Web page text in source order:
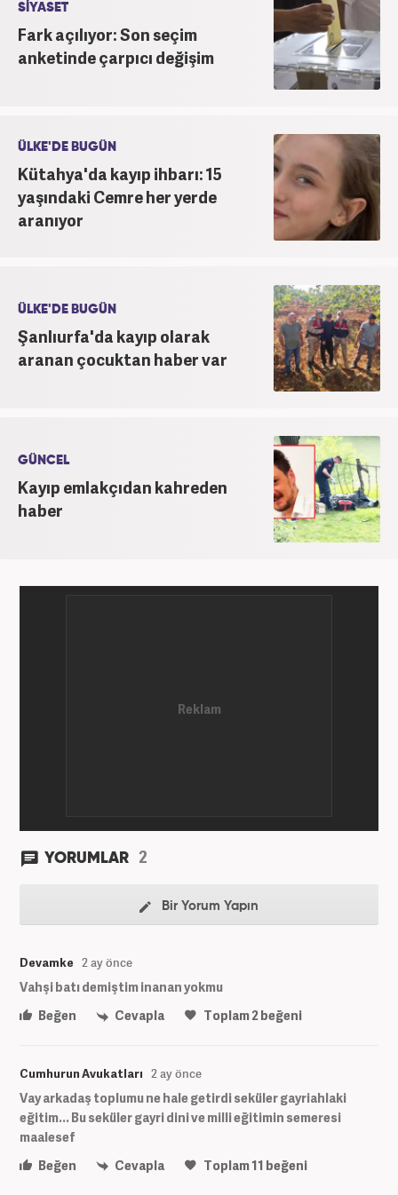
SİYASET
Fark açılıyor: Son seçim
anketinde çarpıcı değişim
ÜLKE'DE BUGÜN
Kütahya'da kayıp ihbarı: 15
yaşındaki Cemre her yerde
aranıyor
ÜLKE'DE BUGÜN
Şanlıurfa'da kayıp olarak
aranan çocuktan haber var
GÜNCEL
Kayıp emlakçıdan kahreden
haber
YORUMLAR 2
Bir Yorum Yapın
Devamke 2 ay önce
Vahşi batı demiştim inanan yokmu
Beğen
Cevapla Toplam2beğeni
Cumhurun Avukatları 2 ay önce
Vay arkadaş toplumu ne hale getirdi seküler gayriahlaki
eğitim... Bu seküler gayri dini ve milli eğitimin semeresi
maalesef
Beğen
Cevapla Toplam11 beğeni